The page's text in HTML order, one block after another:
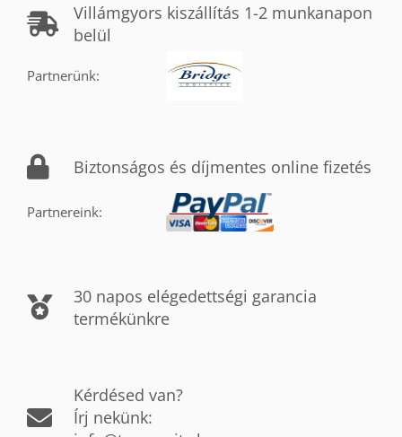
Villámgyors kiszállítás 1-2 munkanapon
belül
Partnerünk:
Biztonságos és díjmentes online fizetés
Partnereink:
30 napos elégedettségi garancia
termékünkre
Kérdésed van?
Írj nekünk: